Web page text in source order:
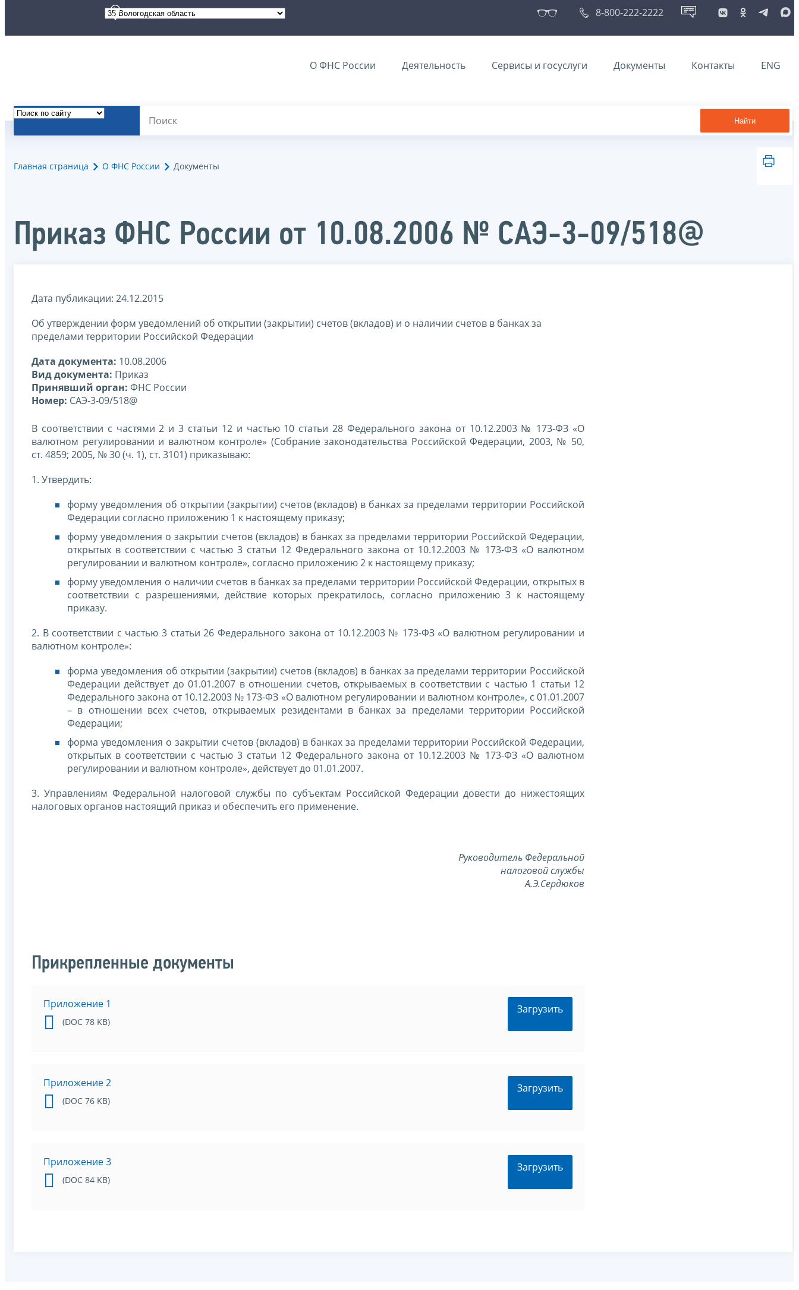
8-800-222-2222
О ФНС России Деятельность Сервисы и госуслуги Документы Контакты ENG
Найти
Главная страница О ФНС России Документы
Приказ ФНС России от 10.08.2006 № САЭ-3-09/518@
Дата публикации: 24.12.2015
Об утверждении форм уведомлений об открытии (закрытии) счетов (вкладов) и о наличии счетов в банках за
пределами территории Российской Федерации
Дата документа: 10.08.2006
Вид документа: Приказ
Принявший орган: ФНС России
Номер: САЭ-3-09/518@
В соответствии с частями 2 и 3 статьи 12 и частью 10 статьи 28 Федерального закона от 10.12.2003 № 173-ФЗ «О
валютном регулировании и валютном контроле» (Собрание законодательства Российской Федерации, 2003, № 50,
ст. 4859; 2005, № 30 (ч. 1), ст. 3101) приказываю:
1. Утвердить:
форму уведомления об открытии (закрытии) счетов (вкладов) в банках за пределами территории Российской
Федерации согласно приложению 1 к настоящему приказу;
форму уведомления о закрытии счетов (вкладов) в банках за пределами территории Российской Федерации,
открытых в соответствии с частью 3 статьи 12 Федерального закона от 10.12.2003 № 173-ФЗ «О валютном
регулировании и валютном контроле», согласно приложению 2 к настоящему приказу;
форму уведомления о наличии счетов в банках за пределами территории Российской Федерации, открытых в
соответствии с разрешениями, действие которых прекратилось, согласно приложению 3 к настоящему
приказу.
2. В соответствии с частью 3 статьи 26 Федерального закона от 10.12.2003 № 173-ФЗ «О валютном регулировании и
валютном контроле»:
форма уведомления об открытии (закрытии) счетов (вкладов) в банках за пределами территории Российской
Федерации действует до 01.01.2007 в отношении счетов, открываемых в соответствии с частью 1 статьи 12
Федерального закона от 10.12.2003 № 173-ФЗ «О валютном регулировании и валютном контроле», с 01.01.2007
– в отношении всех счетов, открываемых резидентами в банках за пределами территории Российской
Федерации;
форма уведомления о закрытии счетов (вкладов) в банках за пределами территории Российской Федерации,
открытых в соответствии с частью 3 статьи 12 Федерального закона от 10.12.2003 № 173-ФЗ «О валютном
регулировании и валютном контроле», действует до 01.01.2007.
3. Управлениям Федеральной налоговой службы по субъектам Российской Федерации довести до нижестоящих
налоговых органов настоящий приказ и обеспечить его применение.
Руководитель Федеральной
налоговой службы
А.Э.Сердюков
Прикрепленные документы
Приложение 1
(DOC 78 KB)
Загрузить
Приложение 2
(DOC 76 KB)
Загрузить
Приложение 3
(DOC 84 KB)
Загрузить